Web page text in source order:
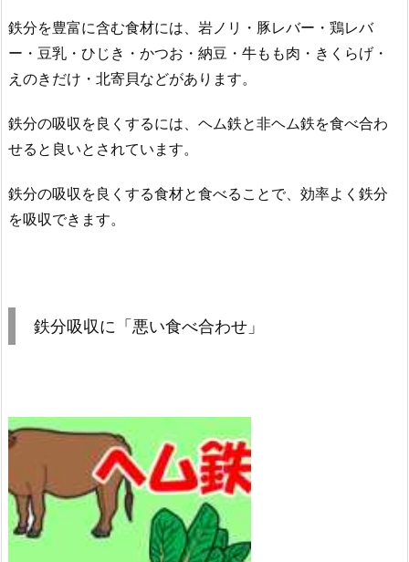
鉄分を豊富に含む食材には、岩ノリ・豚レバー・鶏レバ
ー・豆乳・ひじき・かつお・納豆・牛もも肉・きくらげ・
えのきだけ・北寄貝などがあります。
鉄分の吸収を良くするには、ヘム鉄と非ヘム鉄を食べ合わ
せると良いとされています。
鉄分の吸収を良くする食材と食べることで、効率よく鉄分
を吸収できます。
鉄分吸収に「悪い食べ合わせ」